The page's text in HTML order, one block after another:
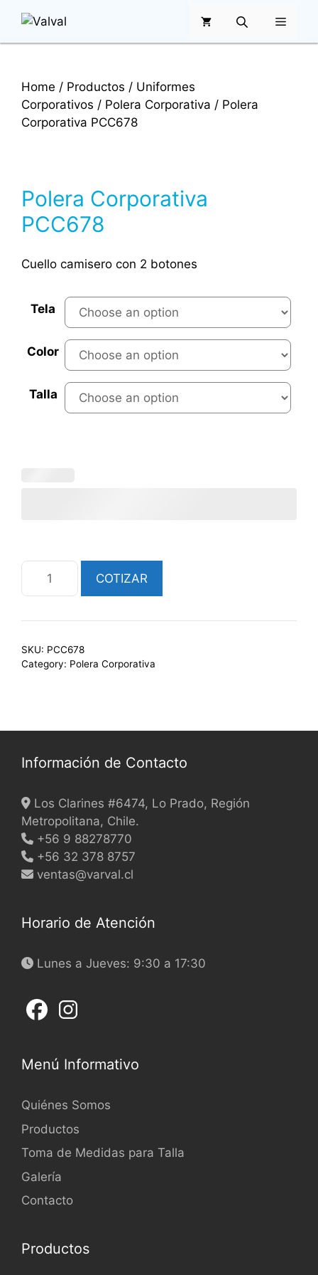
contenido
MENÚ
Home / Productos / Uniformes
Corporativos / Polera Corporativa / Polera
Corporativa PCC678
Polera Corporativa
PCC678
Cuello camisero con 2 botones
Tela
Color
Talla
Polera
Corporativa
quantity
COTIZAR
SKU: PCC678
Category: Polera Corporativa
Información de Contacto
Los Clarines #6474, Lo Prado, Región
Metropolitana, Chile.
+56 9 88278770
+56 32 378 8757
ventas@varval.cl
Horario de Atención
Lunes a Jueves: 9:30 a 17:30
Menú Informativo
Quiénes Somos
Productos
Toma de Medidas para Talla
Galería
Contacto
Productos